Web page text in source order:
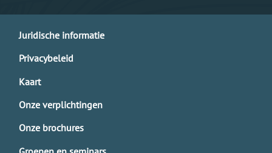
Juridische informatie
Privacybeleid
Kaart
Onze verplichtingen
Onze brochures